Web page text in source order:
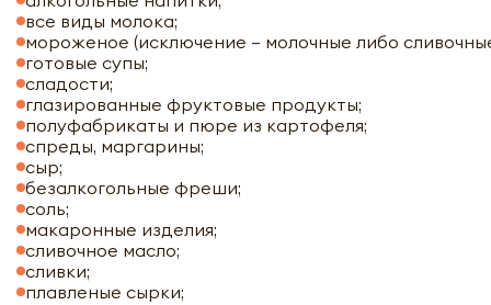
все виды молока;
мороженое (исключение – молочные либо
готовые супы;
сладости;
глазированные фруктовые продукты;
полуфабрикаты и пюре из картофеля;
спреды, маргарины;
сыр;
безалкогольные фреши;
соль;
макаронные изделия;
сливочное масло;
сливки;
плавленые сырки;